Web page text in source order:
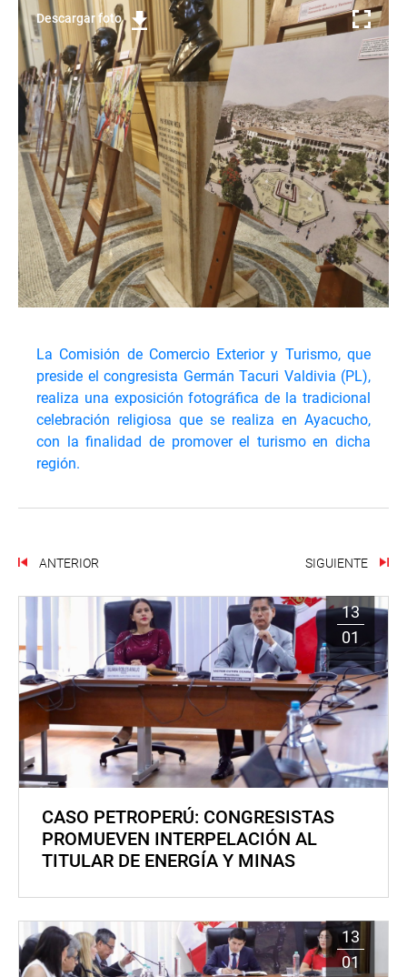
Descargar foto
La Comisión de Comercio Exterior y Turismo, que
preside el congresista Germán Tacuri Valdivia (PL),
realiza una exposición fotográfica de la tradicional
celebración religiosa que se realiza en Ayacucho,
con la finalidad de promover el turismo en dicha
región.
ANTERIOR SIGUIENTE
13
01
CASO PETROPERÚ: CONGRESISTAS
PROMUEVEN INTERPELACIÓN AL
TITULAR DE ENERGÍA Y MINAS
13
01